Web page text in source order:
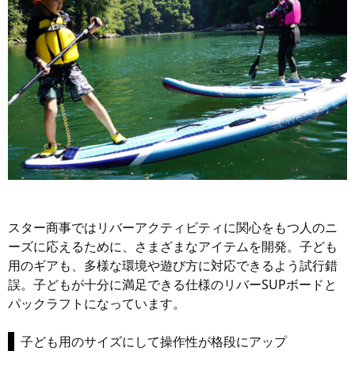
スター商事ではリバーアクティビティに関心をもつ人のニ
ーズに応えるために、さまざまなアイテムを開発。子ども
用のギアも、多様な環境や遊び方に対応できるよう試行錯
誤。子どもが十分に満足できる仕様のリバーSUPボードと
パックラフトになっています。
子ども用のサイズにして操作性が格段にアップ